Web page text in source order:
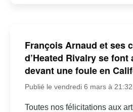
François Arnaud et ses
d’Heated Rivalry se font
devant une foule en
Publié le vendredi 6 mars à 21:32
Toutes nos félicitations aux